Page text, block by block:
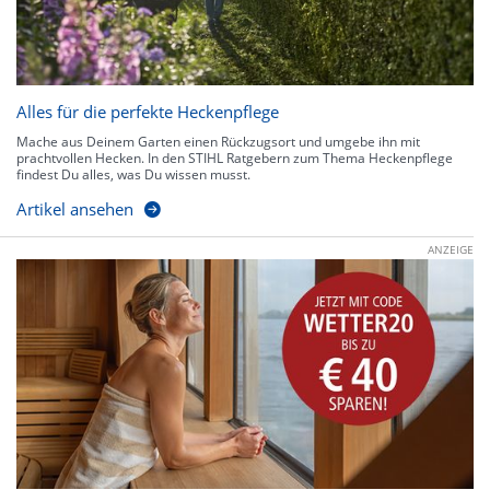
Alles für die perfekte Heckenpflege
Mache aus Deinem Garten einen Rückzugsort und umgebe ihn mit
prachtvollen Hecken. In den STIHL Ratgebern zum Thema Heckenpflege
findest Du alles, was Du wissen musst.
Artikel ansehen
ANZEIGE